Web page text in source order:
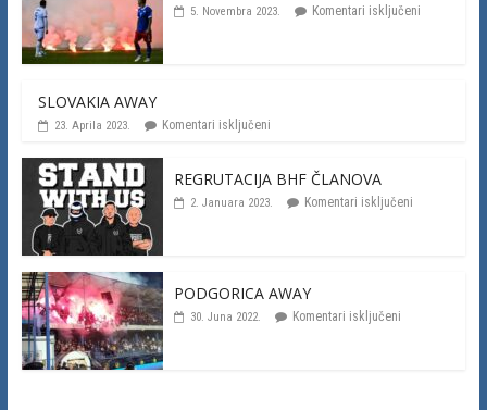
5. Novembra 2023. Komentari isključeni
SLOVAKIA AWAY
23. Aprila 2023. Komentari isključeni
REGRUTACIJA BHF ČLANOVA
2. Januara 2023. Komentari isključeni
PODGORICA AWAY
30. Juna 2022. Komentari isključeni